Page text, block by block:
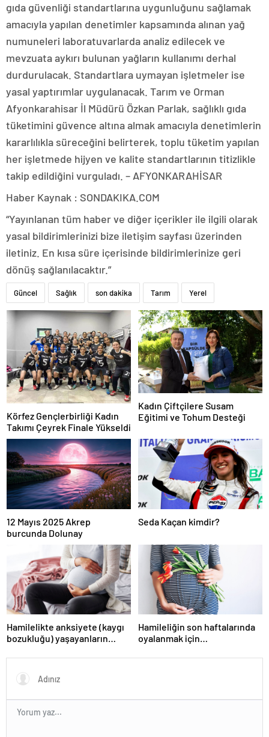
gıda güvenliği standartlarına uygunluğunu sağlamak
amacıyla yapılan denetimler kapsamında alınan yağ
numuneleri laboratuvarlarda analiz edilecek ve
mevzuata aykırı bulunan yağların kullanımı derhal
durdurulacak. Standartlara uymayan işletmeler ise
yasal yaptırımlar uygulanacak. Tarım ve Orman
Afyonkarahisar İl Müdürü Özkan Parlak, sağlıklı gıda
tüketimini güvence altına almak amacıyla denetimlerin
kararlılıkla süreceğini belirterek, toplu tüketim yapılan
her işletmede hijyen ve kalite standartlarının titizlikle
takip edildiğini vurguladı. – AFYONKARAHİSAR
Haber Kaynak : SONDAKIKA.COM
“Yayınlanan tüm haber ve diğer içerikler ile ilgili olarak
yasal bildirimlerinizi bize iletişim sayfası üzerinden
iletiniz. En kısa süre içerisinde bildirimlerinize geri
dönüş sağlanılacaktır.”
Güncel Sağlık son dakika Tarım Yerel
Körfez Gençlerbirliği Kadın
Takımı Çeyrek Finale Yükseldi
Kadın Çiftçilere Susam
Eğitimi ve Tohum Desteği
12 Mayıs 2025 Akrep
burcunda Dolunay
Seda Kaçan kimdir?
Hamilelikte anksiyete (kaygı
bozukluğu) yaşayanların
Hamileliğin son haftalarında
oyalanmak için…